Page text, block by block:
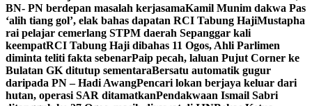
BN- PN berdepan masalah kerjasamaKamil Munim dakwa Pas
‘alih tiang gol’, elak bahas dapatan RCI Tabung HajiMustapha
rai pelajar cemerlang STPM daerah Sepanggar kali
keempatRCI Tabung Haji dibahas 11 Ogos, Ahli Parlimen
diminta teliti fakta sebenarPaip pecah, laluan Pujut Corner ke
Bulatan GK ditutup sementaraBersatu automatik gugur
daripada PN – Hadi AwangPencari lokan berjaya keluar dari
hutan, operasi SAR ditamatkanPendakwaan Ismail Sabri